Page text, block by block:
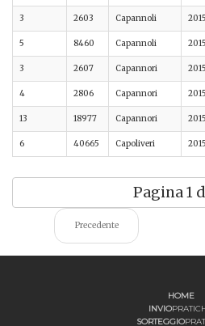
3 2603 Capannoli 2015
5 8460 Capannoli 2015
3 2607 Capannori 2015
4 2806 Capannori 2015
13 18977 Capannori 2015
6 40665 Capoliveri 2015
Pagina 1
Precedente
HOME
INVIO
SORTEGGIO